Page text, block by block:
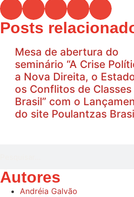
Posts
Mesa de abertura do
seminário “A Crise
a Nova Direita, o
os Conflitos de Classes
Brasil” com o
do site Poulantzas
Autores
Andréia Galvão